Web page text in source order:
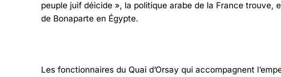
peuple juif déicide », la politique arabe de la France trouve,
de Bonaparte en Égypte.
Les fonctionnaires du Quai d’Orsay qui accompagnent